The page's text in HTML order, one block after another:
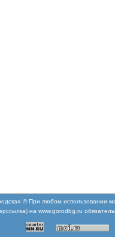
© При любом использовании
на www.gorodbg.ru